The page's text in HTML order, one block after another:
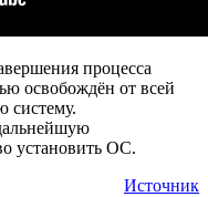
процесса
освобождён от всей
систему.
установить ОС.
Источник